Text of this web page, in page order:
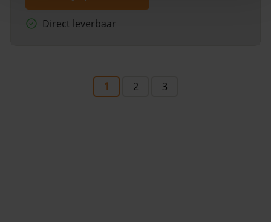
Direct leverbaar
1 2 3